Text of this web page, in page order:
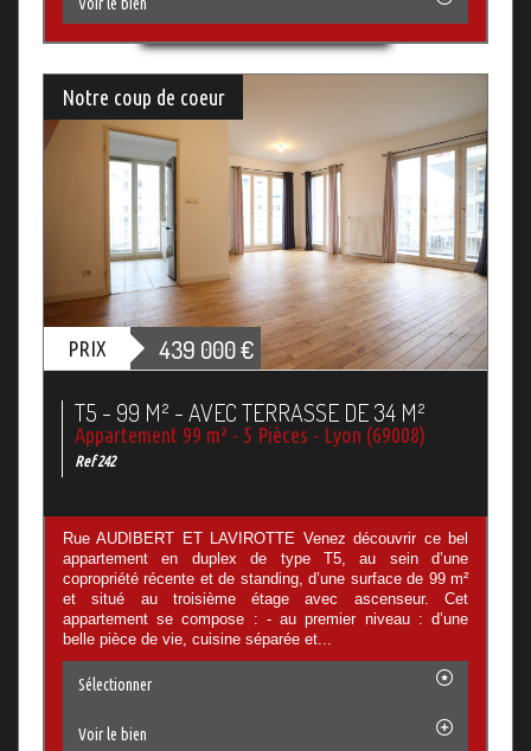
Notre coup de coeur
PRIX 439 000€
T5 - 99 M² - AVEC TERRASSE DE 34 M²
Appartement 99 m² - 5 Pièces - Lyon (69008)
Ref 242
Rue AUDIBERT ET LAVIROTTE Venez découvrir ce bel
appartement en duplex de type T5, au sein d’une
copropriété récente et de standing, d’une surface de 99 m²
et situé au troisième étage avec ascenseur. Cet
appartement se compose : - au premier niveau : d’une
belle pièce de vie, cuisine séparée et...
Sélectionner
Voir le bien